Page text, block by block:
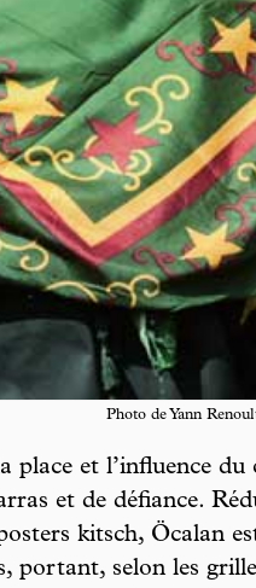
Photo de Yann
place et l’influence
et de défiance.
kitsch, Öcalan
portant, selon les